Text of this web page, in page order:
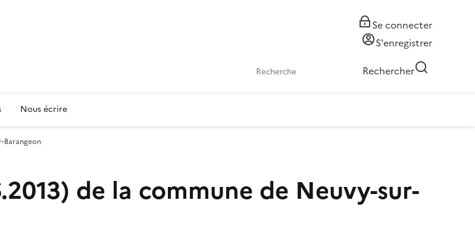
Se connecter
S'enregistrer
Rechercher
Nous écrire
Barangeon
de la commune de Neuvy-sur-